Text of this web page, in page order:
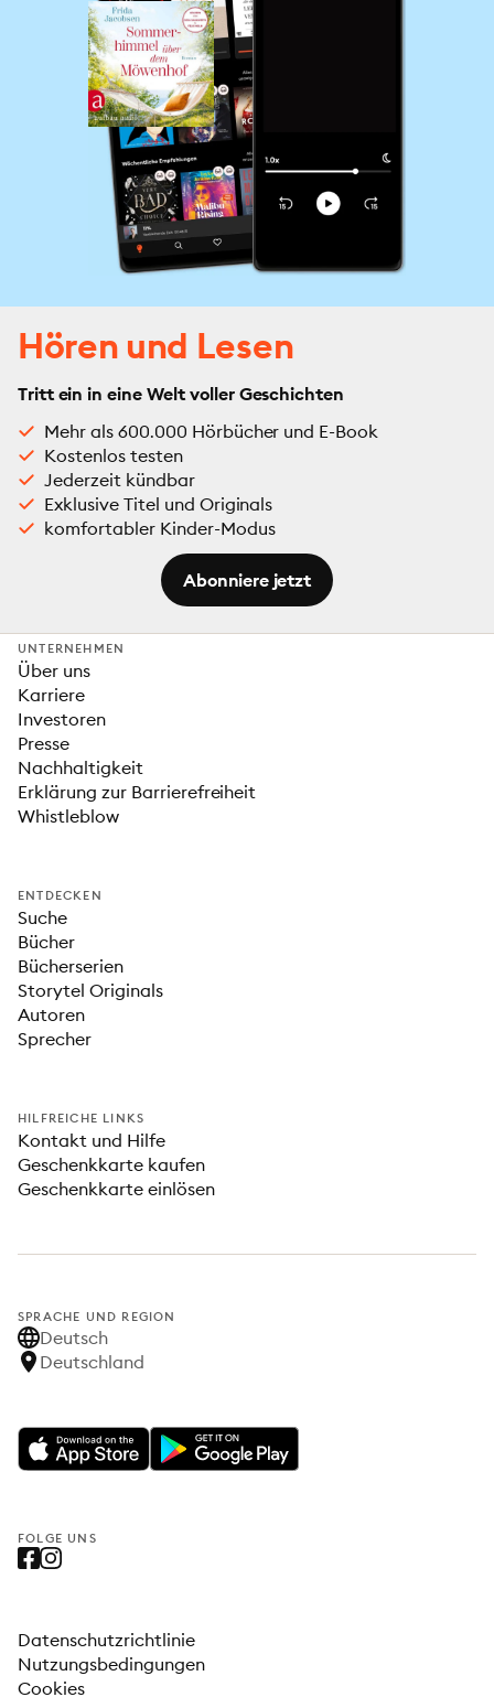
Hören und Lesen
Tritt ein in eine Welt voller Geschichten
Mehr als 600.000 Hörbücher und E-Book
Kostenlos testen
Jederzeit kündbar
Exklusive Titel und Originals
komfortabler Kinder-Modus
Abonniere jetzt
UNTERNEHMEN
Über uns
Karriere
Investoren
Presse
Nachhaltigkeit
Erklärung zur Barrierefreiheit
Whistleblow
ENTDECKEN
Suche
Bücher
Bücherserien
Storytel Originals
Autoren
Sprecher
HILFREICHE LINKS
Kontakt und Hilfe
Geschenkkarte kaufen
Geschenkkarte einlösen
SPRACHE UND REGION
Deutsch
Deutschland
FOLGE UNS
Datenschutzrichtlinie
Nutzungsbedingungen
Cookies